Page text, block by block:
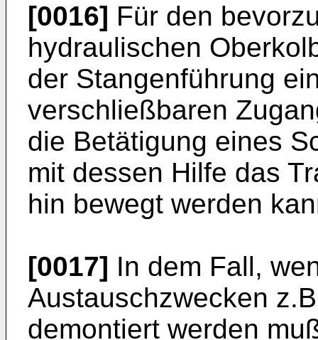
[0016] Für den
hydraulischen
der Stangenführung
verschließbaren
die Betätigung eines
mit dessen Hilfe das
hin bewegt werden
[0017] In dem Fall,
Austauschzwecken
demontiert werden